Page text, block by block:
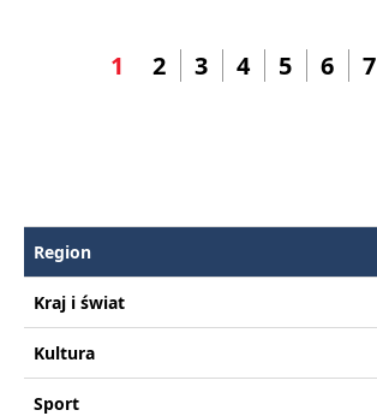
1 2 3 4 5 6 7
Region
Kraj i świat
Kultura
Sport